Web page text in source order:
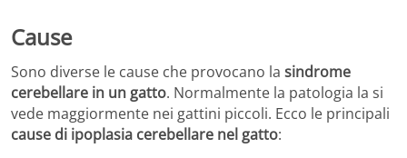
Cause
Sono diverse le cause che provocano la sindrome
cerebellare in un gatto. Normalmente la patologia la si
vede maggiormente nei gattini piccoli. Ecco le principali
cause di ipoplasia cerebellare nel gatto: